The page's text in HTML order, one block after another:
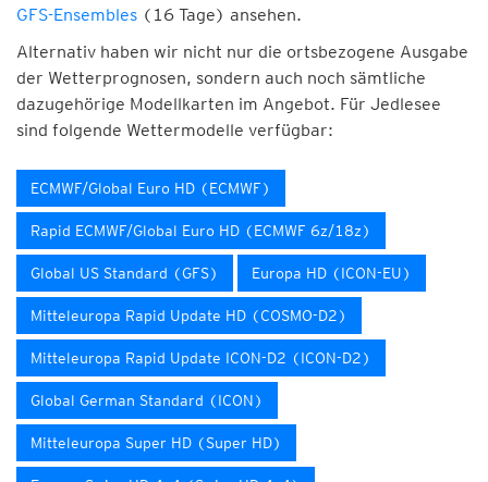
GFS-Ensembles (16 Tage) ansehen.
Alternativ haben wir nicht nur die ortsbezogene Ausgabe
der Wetterprognosen, sondern auch noch sämtliche
dazugehörige Modellkarten im Angebot. Für Jedlesee
sind folgende Wettermodelle verfügbar:
ECMWF/Global Euro HD (ECMWF)
Rapid ECMWF/Global Euro HD (ECMWF 6z/18z)
Global US Standard (GFS) Europa HD (ICON-EU)
Mitteleuropa Rapid Update HD (COSMO-D2)
Mitteleuropa Rapid Update ICON-D2 (ICON-D2)
Global German Standard (ICON)
Mitteleuropa Super HD (Super HD)